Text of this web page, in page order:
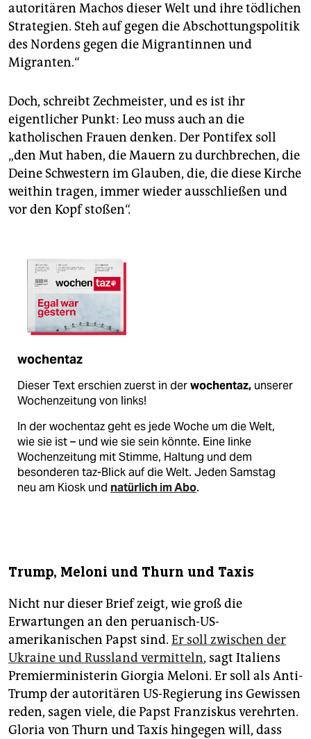
autoritären Machos dieser Welt und ihre tödlichen
Strategien. Steh auf gegen die Abschottungspolitik
des Nordens gegen die Migrantinnen und
Migranten.“
Doch, schreibt Zechmeister, und es ist ihr
eigentlicher Punkt: Leo muss auch an die
katholischen Frauen denken. Der Pontifex soll
„den Mut haben, die Mauern zu durchbrechen, die
Deine Schwestern im Glauben, die, die diese Kirche
weithin tragen, immer wieder ausschließen und
vor den Kopf stoßen“.
wochentaz
Dieser Text erschien zuerst in derwochentaz, unserer
Wochenzeitung von links!
In der wochentaz geht es jede Woche um die Welt,
wie sie ist – und wie sie sein könnte. Eine linke
Wochenzeitung mit Stimme, Haltung und dem
besonderen taz-Blick auf die Welt. Jeden Samstag
neu am Kiosk und natürlich im Abo.
Trump, Meloni und Thurn und Taxis
Nicht nur dieser Brief zeigt, wie groß die
Erwartungen an den peruanisch-US-
amerikanischen Papst sind. Er soll zwischen der
Ukraine und Russland vermitteln, sagt Italiens
Premierministerin Giorgia Meloni. Er soll als Anti-
Trump der autoritären US-Regierung ins Gewissen
reden, sagen viele, die Papst Franziskus verehrten.
Gloria von Thurn und Taxis hingegen will, dass